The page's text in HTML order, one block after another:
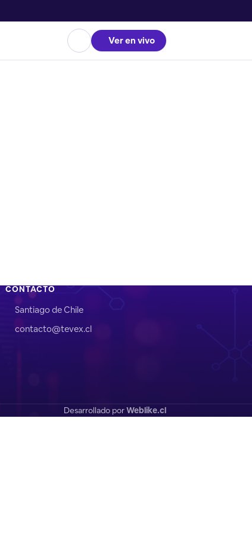
Ver en vivo
CONTACTO
Santiago de Chile
contacto@tevex.cl
Desarrollado porWeblike.cl